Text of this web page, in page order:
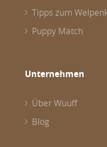
Tipps zum
Puppy Match
Unternehmen
Über Wuuff
Blog